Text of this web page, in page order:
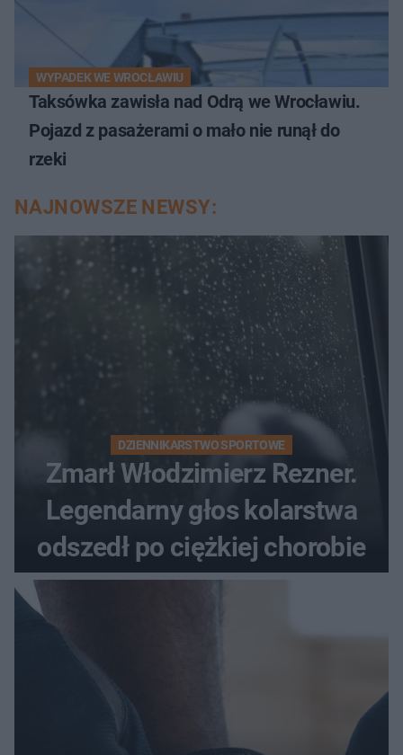
WYPADEK WE WROCŁAWIU
Taksówka zawisła nad Odrą we Wrocławiu.
Pojazd z pasażerami o mało nie runął do
rzeki
NAJNOWSZE NEWSY:
DZIENNIKARSTWO SPORTOWE
Zmarł Włodzimierz Rezner.
Legendarny głos kolarstwa
odszedł po ciężkiej chorobie